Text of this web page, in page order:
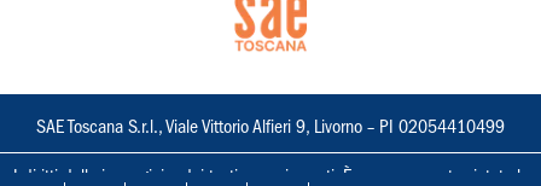
SAE Toscana S.r.l., Viale Vittorio Alfieri 9, Livorno – PI 02054410499
I diritti delle immagini e dei testi sono riservati. È espressamente vietata la